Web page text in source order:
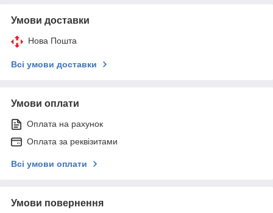
Умови доставки
Нова Пошта
Всі умови доставки
Умови оплати
Оплата на рахунок
Оплата за реквізитами
Всі умови оплати
Умови повернення